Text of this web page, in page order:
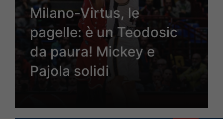
Milano-Virtus, le
pagelle: è un Teodosic
da paura! Mickey e
Pajola solidi